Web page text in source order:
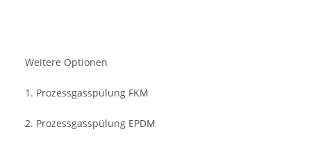
Weitere Optionen
1. Prozessgasspülung FKM
2. Prozessgasspülung EPDM